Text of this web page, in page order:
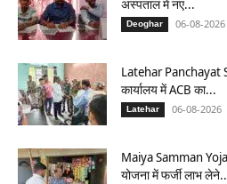
अस्पताल में नए...
Deoghar 06-08-2026
Latehar Panchayat
कार्यालय में ACB का...
Latehar 06-08-2026
Maiya Samman
योजना में फर्जी लाभ